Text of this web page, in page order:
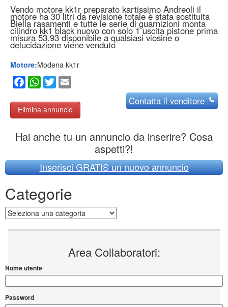
Vendo motore kk1r preparato kartissimo Andreoli il
motore ha 30 litri da revisione totale è stata sostituita
Biella rasamenti e tutte le serie di guarnizioni monta
cilindro kk1 black nuovo con solo 1 uscita pistone prima
misura 53.93 disponibile a qualsiasi viosine o
delucidazione viene venduto
Motore:Modena kk1r
Facebook
WhatsApp
Twitter
Elimina annuncio
Contattail venditore
Hai anche tu un annuncio da inserire? Cosa
aspetti?!
Inserisci GRATIS un nuovo annuncio
Categorie
Categorie
Area Collaboratori:
Nome utente
Password